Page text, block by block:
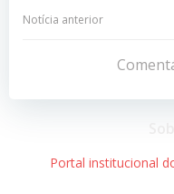
Post
Notícia anterior
Portal institucional